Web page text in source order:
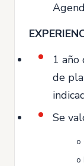
1 año
de
Se
o
o